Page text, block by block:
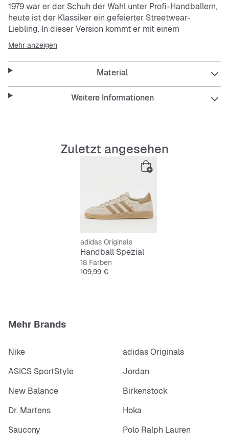
1979 war er der Schuh der Wahl unter Profi-Handballern,
heute ist der Klassiker ein gefeierter Streetwear-
Liebling. In dieser Version kommt er mit einem
Obermaterial aus weichem Rindswildleder. Für den
echten Vintage-Vibe darf natürlich die weiche
Außensohle aus Naturgummi nicht fehlen.
Features:
Außensohle aus Naturgummi
OrthoLite® Einlegesohle für Komfort und optimale
Mehr anzeigen
Material
Weitere Informationen
Zuletzt angesehen
adidas Originals
Handball Spezial
18 Farben
Preis
109,99 €
Mehr Brands
Nike
adidas Originals
ASICS SportStyle
Jordan
New Balance
Birkenstock
Dr. Martens
Hoka
Saucony
Polo Ralph Lauren